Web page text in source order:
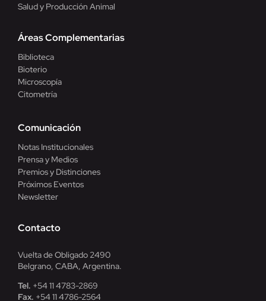
Salud y Producción Animal
Áreas Complementarias
Biblioteca
Bioterio
Microscopía
Citometría
Comunicación
Notas Institucionales
Prensa y Medios
Premios y Distinciones
Próximos Eventos
Newsletter
Contacto
Vuelta de Obligado 2490
Belgrano, CABA, Argentina.
Tel. +54 11 4783-2869
Fax. +54 11 4786-2564